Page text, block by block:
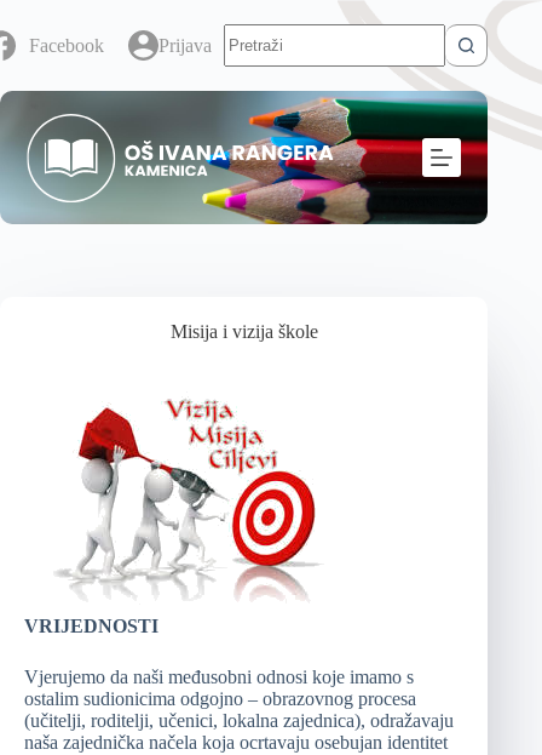
Facebook Prijava
Misija i vizija škole
VRIJEDNOSTI
Vjerujemo da naši međusobni odnosi koje imamo s
ostalim sudionicima odgojno – obrazovnog procesa
(učitelji, roditelji, učenici, lokalna zajednica), odražavaju
naša zajednička načela koja ocrtavaju osebujan identitet